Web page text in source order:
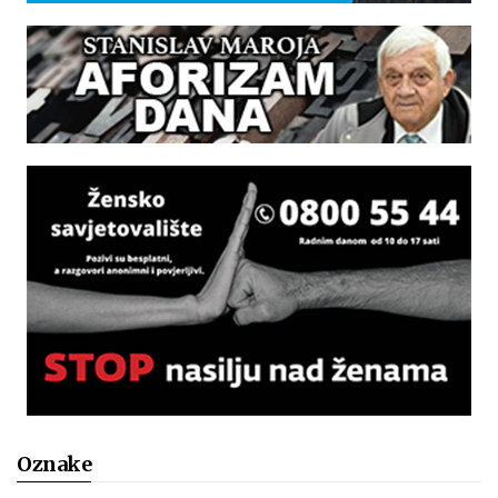
Oznake